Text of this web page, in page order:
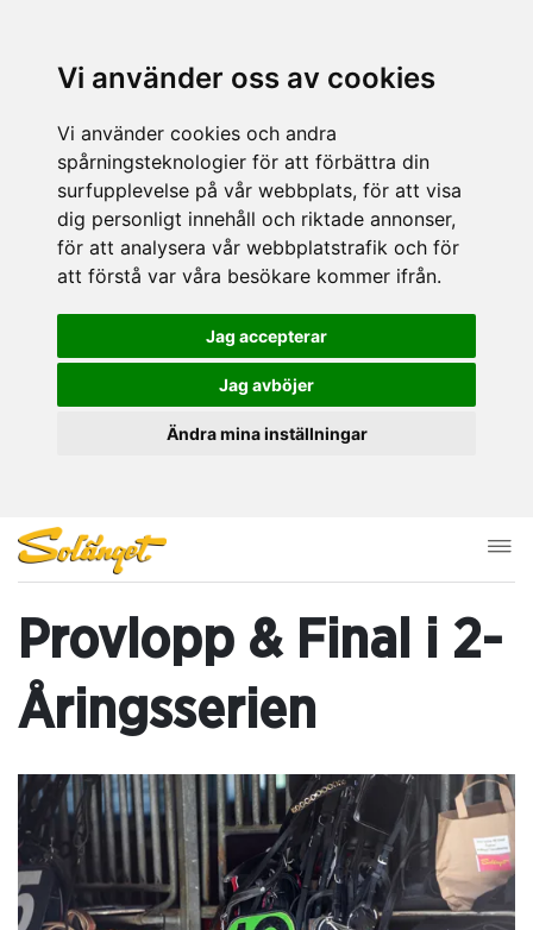
Vi använder oss av cookies
Vi använder cookies och andra
spårningsteknologier för att förbättra din
surfupplevelse på vår webbplats, för att visa
dig personligt innehåll och riktade annonser,
för att analysera vår webbplatstrafik och för
att förstå var våra besökare kommer ifrån.
Jag accepterar
Jag avböjer
Ändra mina inställningar
Provlopp & Final i 2-
Åringsserien